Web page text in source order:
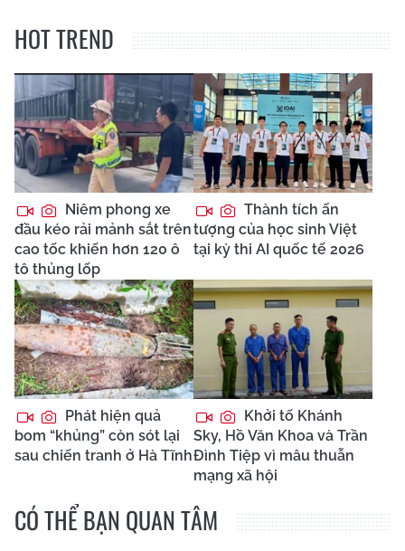
HOT TREND
Niêm phong xe
đầu kéo rải mảnh sắt trên
cao tốc khiến hơn 120 ô
tô thủng lốp
Thành tích ấn
tượng của học sinh Việt
tại kỳ thi AI quốc tế 2026
Phát hiện quả
bom “khủng” còn sót lại
sau chiến tranh ở Hà Tĩnh
Khởi tố Khánh
Sky, Hồ Văn Khoa và Trần
Đình Tiệp vì mâu thuẫn
mạng xã hội
CÓ THỂ BẠN QUAN TÂM